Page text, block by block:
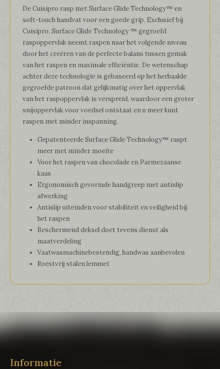
De Cuisipro rasp met Surface Glide Technology™ en
soft-touch handvat voor een goede grip. Exclusief bij
Cuisipro, Surface Glide Technology ™ gegroefd
raspoppervlak neemt raspen naar het volgende niveau
door het creëren van de perfecte balans tussen gemak
van het raspen en maximale efficiëntie. De wetenschap
achter deze technologie is gebaseerd op het herhaalde
gegroefde patroon dat gelijkmatig over het oppervlak
van het raspoppervlak is verspreid, waardoor een groter
snijoppervlak voor voedsel ontstaat en u meer kunt
raspen met minder inspanning.
Gepatenteerde Surface Glide Technology™ raspt
meer met minder moeite
Voor het raspen van chocolade en Parmezaanse
kaas
Ergonomisch gevormde handgreep met antislip
afwerking
Antislip uiteinden voor stabiliteit en veiligheid bij
het raspen
Beschermend deksel doet tevens dienst als
maatverdeling
Vaatwasmachinebestendig, handwas aanbevolen
Roestvrij stalen lemmet
Informatie